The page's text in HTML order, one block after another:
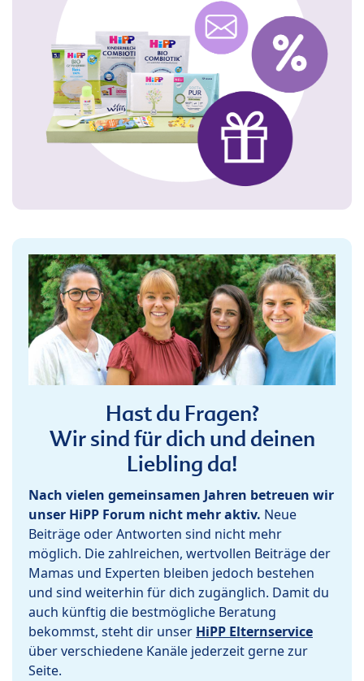
Hast du Fragen?
Wir sind für dich und deinen
Liebling da!
Nach vielen gemeinsamen Jahren betreuen wir
unser HiPP Forum nicht mehr aktiv. Neue
Beiträge oder Antworten sind nicht mehr
möglich. Die zahlreichen, wertvollen Beiträge der
Mamas und Experten bleiben jedoch bestehen
und sind weiterhin für dich zugänglich. Damit du
auch künftig die bestmögliche Beratung
bekommst, steht dir unser HiPP Elternservice
über verschiedene Kanäle jederzeit gerne zur
Seite.